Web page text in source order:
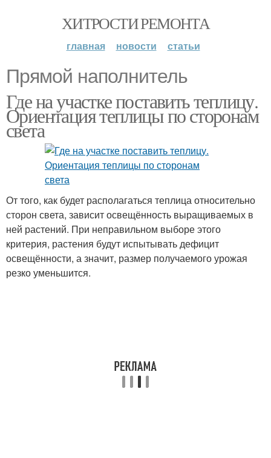
ХИТРОСТИ РЕМОНТА
главная новости статьи
Прямой наполнитель
Где на участке поставить теплицу.
Ориентация теплицы по сторонам
света
От того, как будет располагаться теплица относительно
сторон света, зависит освещённость выращиваемых в
ней растений. При неправильном выборе этого
критерия, растения будут испытывать дефицит
освещённости, а значит, размер получаемого урожая
резко уменьшится.